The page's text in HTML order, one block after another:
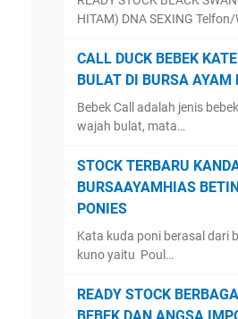
HITAM) DNA SEXING Telfon/
CALL DUCK BEBEK
BULAT DI BURSA AYAM
Bebek Call adalah jenis
wajah bulat, mata…
STOCK TERBARU
BURSAAYAMHIAS
PONIES
Kata kuda poni berasal dari
kuno yaitu Poul…
READY STOCK